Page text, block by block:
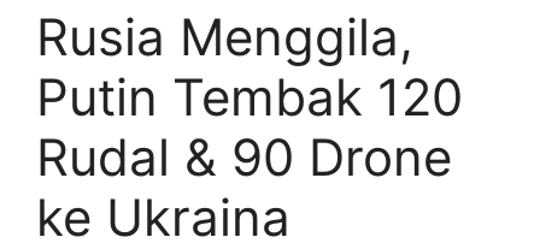
Rusia Menggila,
Putin Tembak 120
Rudal & 90 Drone
ke Ukraina